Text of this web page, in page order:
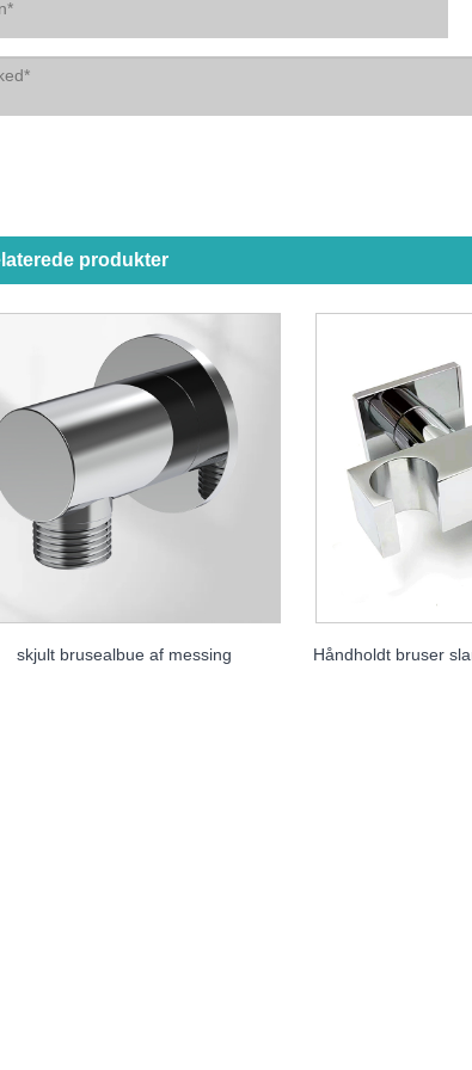
produkter
skjult brusealbue af messing